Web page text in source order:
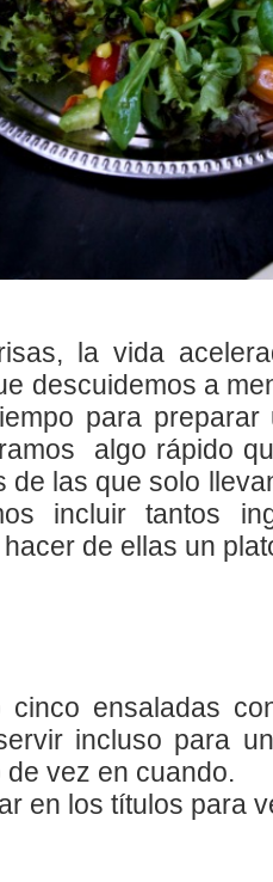
la vida
descuidemos a
para
algo rápido
de las que solo
incluir tantos
de ellas un
cinco ensaladas
incluso para
vez en cuando.
en los títulos para